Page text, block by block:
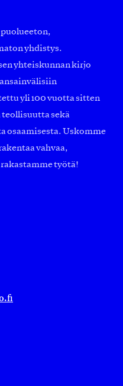
yhdistys.
yhteiskunnan kirjo
yli 100 vuotta sitten
teollisuutta sekä
osaamisesta. Uskomme
vahvaa,
työtä!